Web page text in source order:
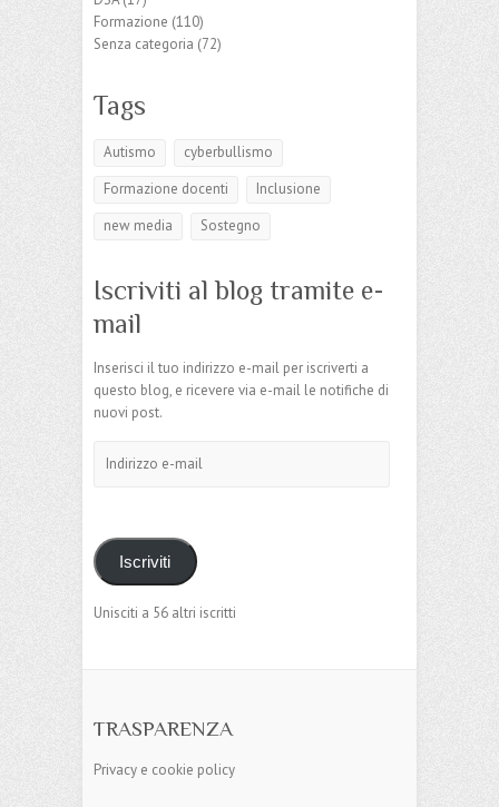
Formazione (110)
Senza categoria (72)
Tags
Autismo
cyberbullismo
Formazione docenti
Inclusione
new media
Sostegno
Iscriviti al blog tramite e-
mail
Inserisci il tuo indirizzo e-mail per iscriverti a
questo blog, e ricevere via e-mail le notifiche di
nuovi post.
Iscriviti
Unisciti a 56 altri iscritti
TRASPARENZA
Privacy e cookie policy